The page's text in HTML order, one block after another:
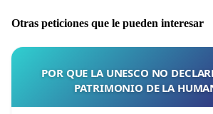
Otras peticiones que le pueden interesar
POR QUE LA UNESCO NO
PATRIMONIO DE LA